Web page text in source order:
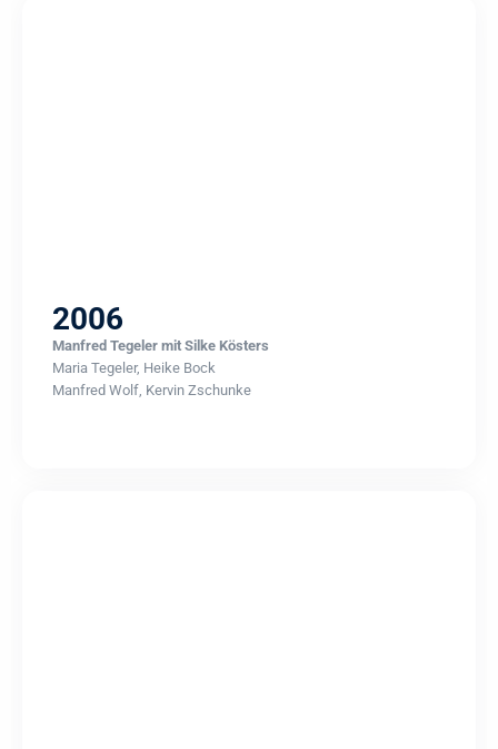
2006
Manfred Tegeler mit Silke Kösters
Maria Tegeler, Heike Bock
Manfred Wolf, Kervin Zschunke